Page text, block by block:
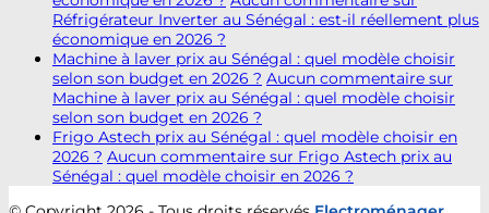
Réfrigérateur Inverter au Sénégal : est-il réellement plus
économique en 2026 ?
Machine à laver prix au Sénégal : quel modèle choisir
selon son budget en 2026 ? Aucun commentaire sur
Machine à laver prix au Sénégal : quel modèle choisir
selon son budget en 2026 ?
Frigo Astech prix au Sénégal : quel modèle choisir en
2026 ? Aucun commentaire sur Frigo Astech prix au
Sénégal : quel modèle choisir en 2026 ?